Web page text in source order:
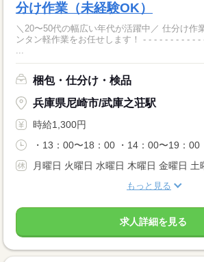
分け作業（未経験OK）
＼20〜50代の幅広い年代が活躍中／ 仕分け作業スタッフ大募集！ カ
ンタン軽作業をお任せします！ - - - - - - - - - - - - - - 他にも通販会社、
...
梱包・仕分け・検品
兵庫県尼崎市/武庫之荘駅
時給1,300円
・13：00〜18：00 ・14：00〜19：00
月曜日 火曜日 水曜日 木曜日 金曜日 土
もっと見る
求人詳細を見る